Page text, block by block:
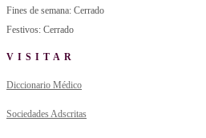
Fines de semana: Cerrado
Festivos: Cerrado
VISITAR
Diccionario Médico
Sociedades Adscritas